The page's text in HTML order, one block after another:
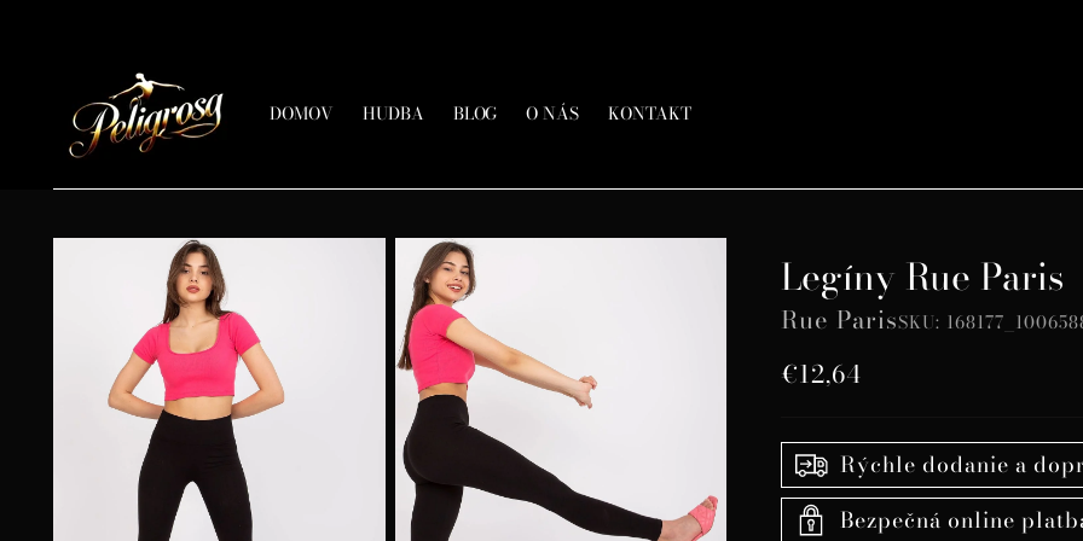
DOMOV HUDBA BLOG O NÁS KONTAKT
Legíny Rue Paris
Rue ParisSKU:
Bežná
€12,64
Rýchle dodanie a
Bezpečná online